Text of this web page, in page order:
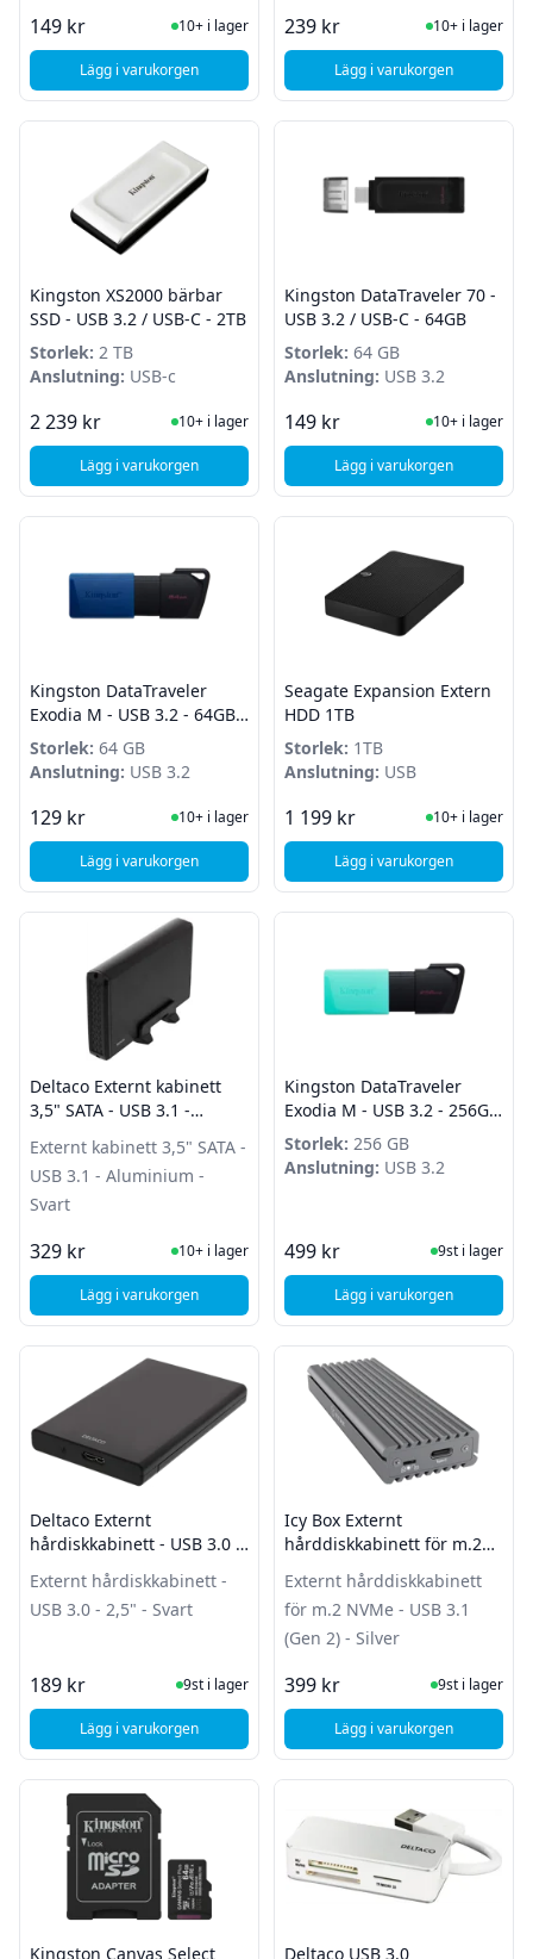
149 kr I Lager
10+ i lager
Lägg i varukorgen, Kingston DataTraveler Exodia - USB 3.2 - 64GB - Turkos -
239 kr I Lager
10+ i lager
Lägg i varukorgen
, Kingston
Kingston XS2000 bärbar
SSD - USB 3.2 / USB-C - 2TB
Storlek: 2 TB
Anslutning: USB-c
2 239 kr I Lager
10+ i lager
Lägg i varukorgen, Kingston XS2000 bärbar SSD - USB 3.2 / USB-C - 2TB
Kingston DataTraveler 70 -
USB 3.2 / USB-C - 64GB
Storlek: 64 GB
Anslutning: USB 3.2
149 kr I Lager
10+ i lager
Lägg i varukorgen
, Kingston
Kingston DataTraveler
Exodia M - USB 3.2 - 64GB -
Blå
Storlek: 64 GB
Anslutning: USB 3.2
129 kr I Lager
10+ i lager
Lägg i varukorgen , Kingston DataTraveler Exodia M - USB 3.2 - 64GB - Blå
Seagate Expansion Extern
HDD 1TB
Storlek: 1TB
Anslutning: USB
1 199 kr I Lager
10+ i lager
Lägg i varukorgen, Seagate Expansion
Deltaco Externt kabinett
3,5" SATA - USB 3.1 -
Externt kabinett 3,5" SATA -
USB 3.1 - Aluminium -
Svart
329 kr I Lager
10+ i lager
Lägg i varukorgen, Deltaco Externt kabinett 3,5" SATA - USB 3.1 - Aluminium -
Kingston DataTraveler
Exodia M - USB 3.2 - 256GB
- Turkos
Storlek: 256 GB
Anslutning: USB 3.2
499 kr I Lager
9st i lager
Lägg i varukorgen
, Kingston
Deltaco Externt
hårdiskkabinett - USB 3.0 -
Externt hårdiskkabinett -
USB 3.0 - 2,5" - Svart
189 kr I Lager
9st i lager
Lägg i varukorgen, Deltaco Externt hårdiskkabinett - USB 3.0 - 2,5" - Svart
Icy Box Externt
hårddiskkabinett för m.2
Silver
Externt hårddiskkabinett
för m.2 NVMe - USB 3.1
(Gen 2) - Silver
399 kr I Lager
9st i lager
Lägg i varukorgen
, Icy Box Externt
Kingston Canvas Select Deltaco USB 3.0